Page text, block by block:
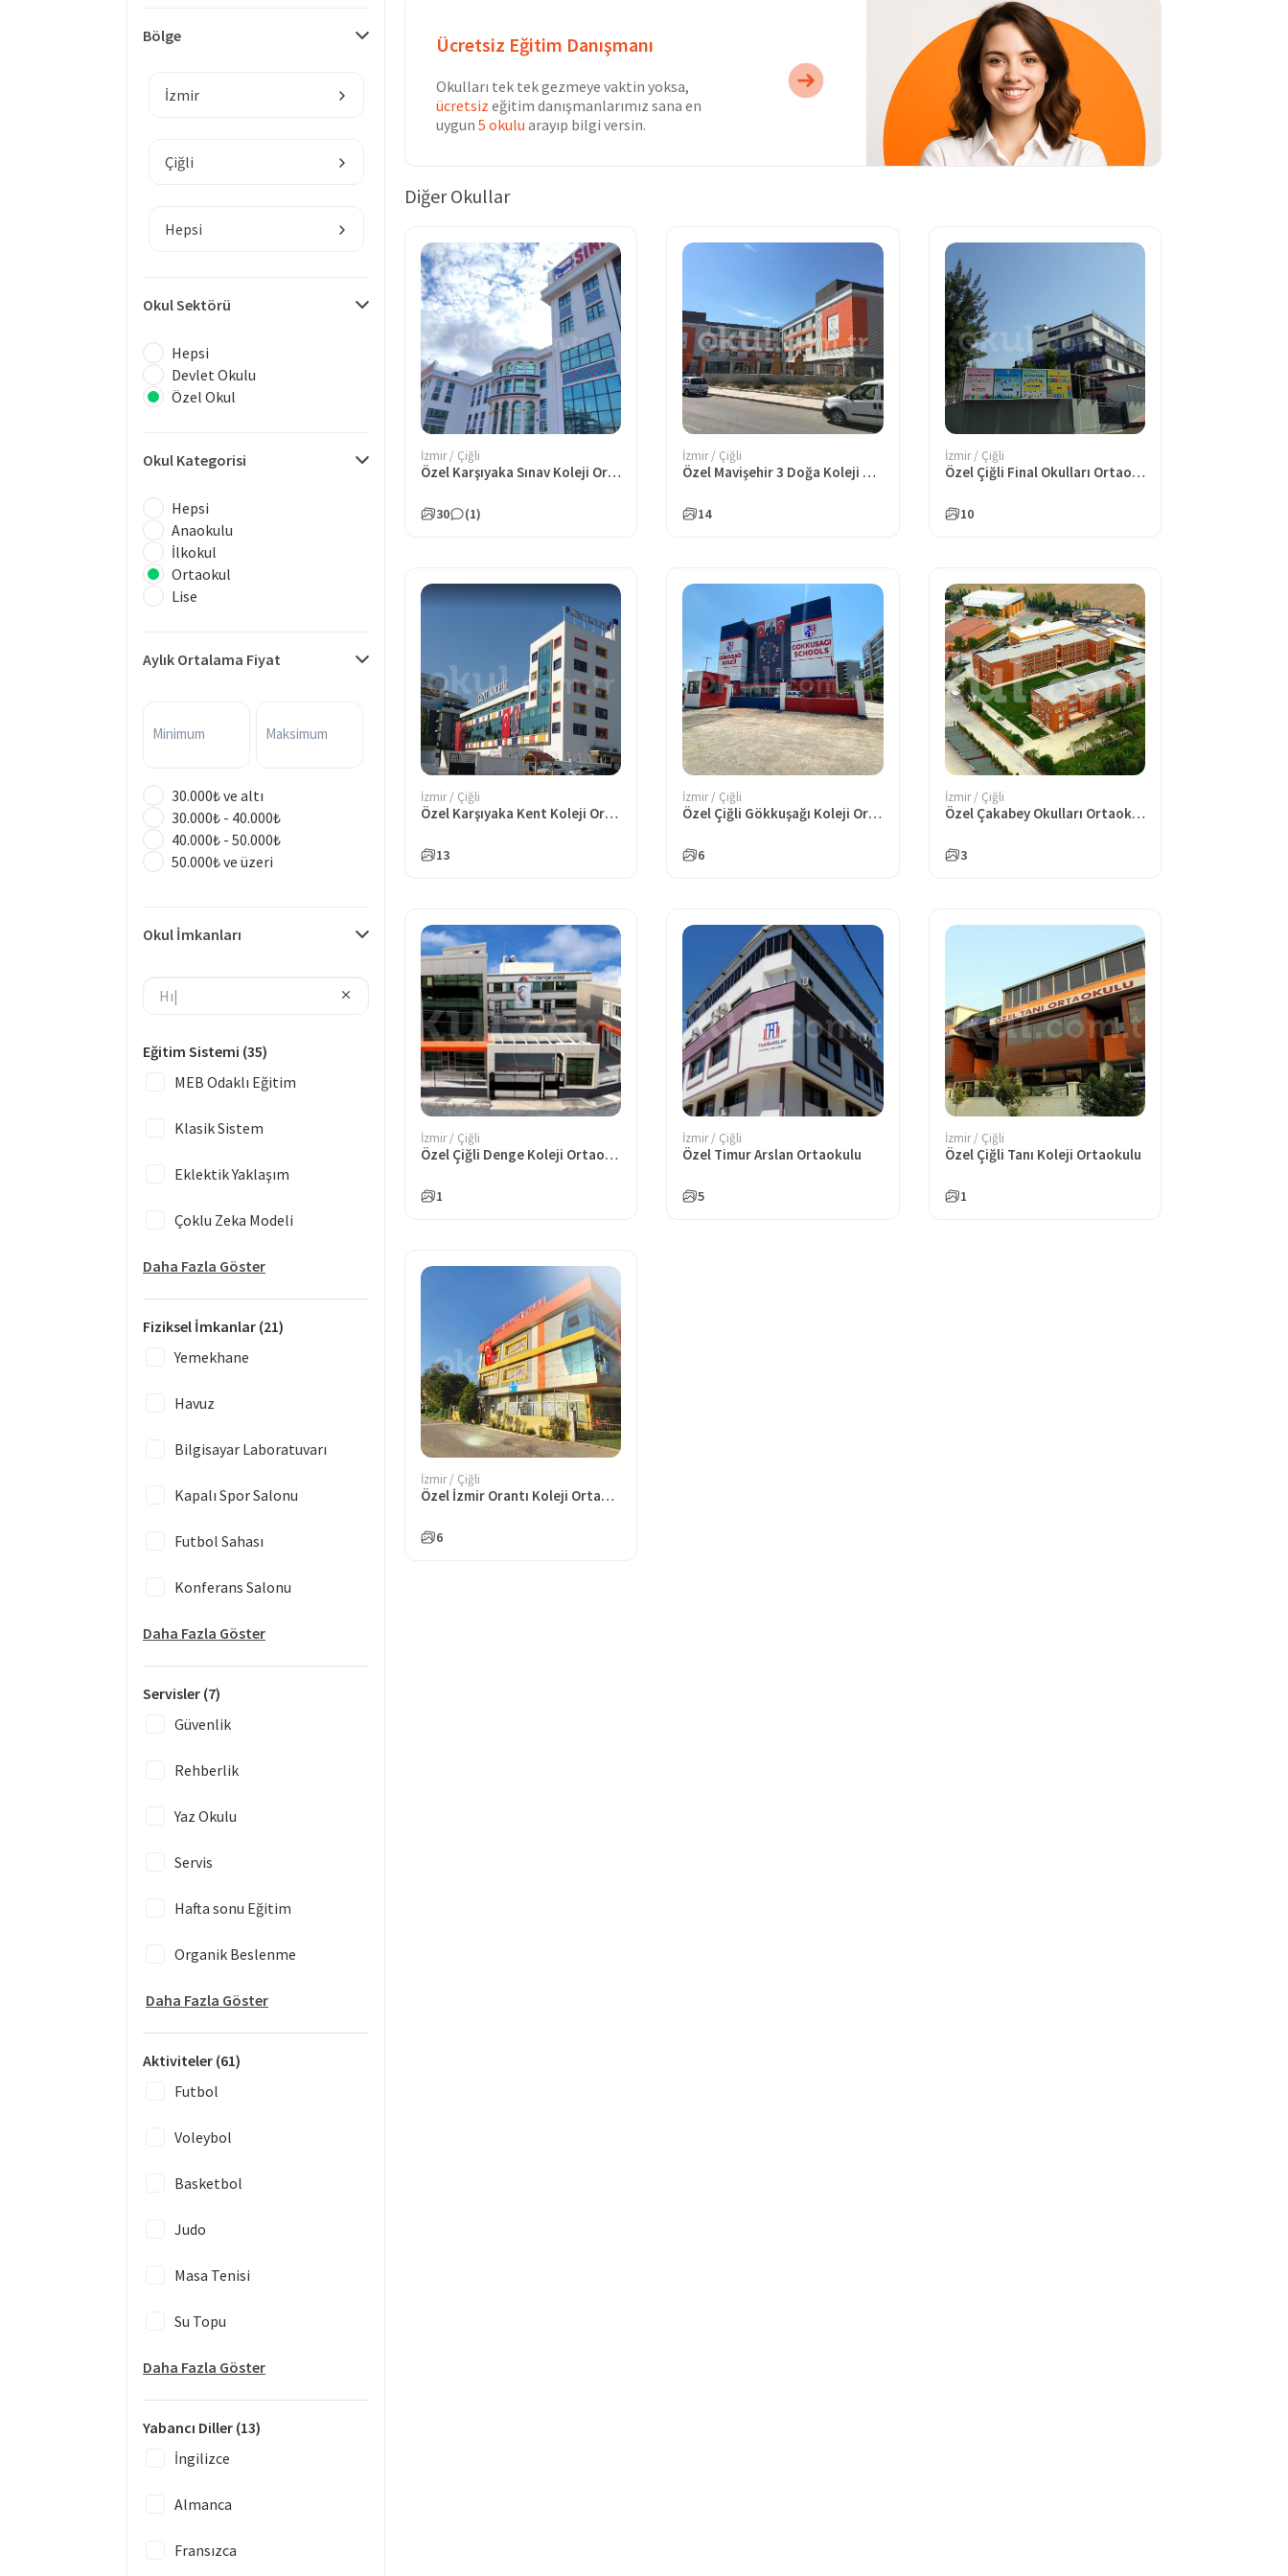
Bölge
İzmir
Çiğli
Hepsi
Okul Sektörü
Hepsi
Devlet Okulu
Özel Okul
Okul Kategorisi
Hepsi
Anaokulu
İlkokul
Ortaokul
Lise
Aylık Ortalama Fiyat
Minimum Maksimum
30.000₺ ve altı
30.000₺ - 40.000₺
40.000₺ - 50.000₺
50.000₺ ve üzeri
Okul İmkanları
Eğitim Sistemi (35)
MEB Odaklı Eğitim
Klasik Sistem
Eklektik Yaklaşım
Çoklu Zeka Modeli
Daha Fazla Göster
Fiziksel İmkanlar (21)
Yemekhane
Havuz
Bilgisayar Laboratuvarı
Kapalı Spor Salonu
Futbol Sahası
Konferans Salonu
Daha Fazla Göster
Servisler (7)
Güvenlik
Rehberlik
Yaz Okulu
Servis
Hafta sonu Eğitim
Organik Beslenme
Daha Fazla Göster
Aktiviteler (61)
Futbol
Voleybol
Basketbol
Judo
Masa Tenisi
Su Topu
Daha Fazla Göster
Yabancı Diller (13)
İngilizce
Almanca
Fransızca
Ücretsiz Eğitim Danışmanı
Okulları tek tek gezmeye vaktin yoksa,
ücretsiz eğitim danışmanlarımız sana en
uygun 5 okulu arayıp bilgi versin.
Diğer Okullar
İzmir / Çiğli
Özel Karşıyaka Sınav Koleji Ortaokulu
30 (1)
İzmir / Çiğli
Özel Mavişehir 3 Doğa Koleji Ortaokulu
14
İzmir / Çiğli
Özel Çiğli Final Okulları Ortaokulu
10
İzmir / Çiğli
Özel Karşıyaka Kent Koleji Ortaokulu
13
İzmir / Çiğli
Özel Çiğli Gökkuşağı Koleji Ortaokulu
6
İzmir / Çiğli
Özel Çakabey Okulları Ortaokulu
3
İzmir / Çiğli
Özel Çiğli Denge Koleji Ortaokulu
1
İzmir / Çiğli
Özel Timur Arslan Ortaokulu
5
İzmir / Çiğli
Özel Çiğli Tanı Koleji Ortaokulu
1
İzmir / Çiğli
Özel İzmir Orantı Koleji Ortaokulu
6